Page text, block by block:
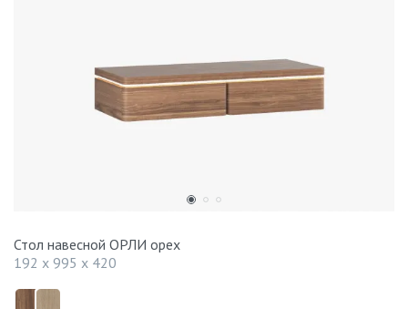
Стол навесной ОРЛИ орех
192 x 995 x 420